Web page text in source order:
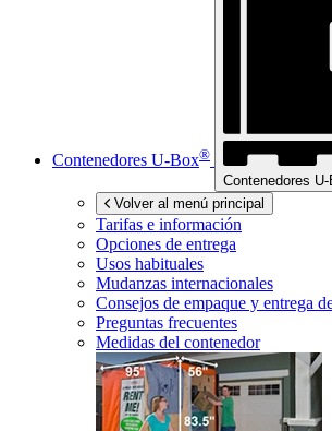
Contenedores U-Box®
Contenedores
Volver al menú principal
Tarifas e información
Opciones de entrega
Usos habituales
Mudanzas internacionales
Consejos de empaque y entrega
Preguntas frecuentes
Medidas del contenedor